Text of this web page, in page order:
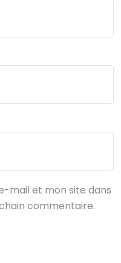
mail et mon site dans
commentaire.